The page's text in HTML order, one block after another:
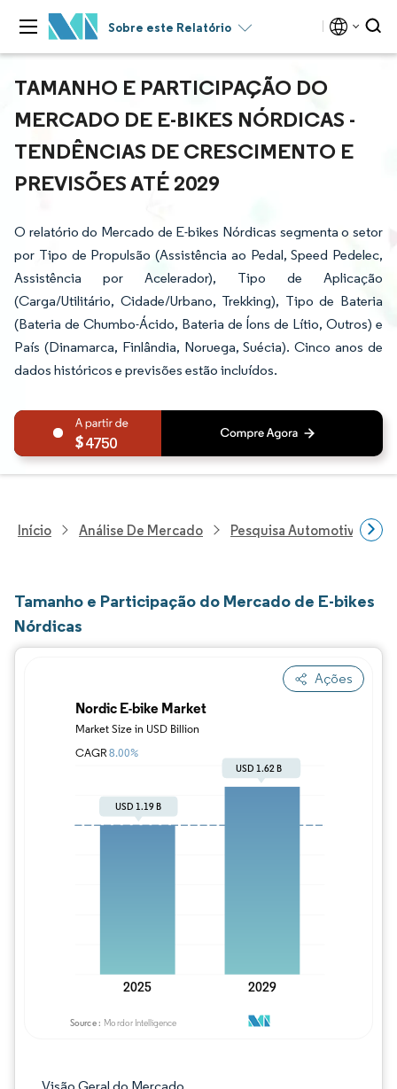
Sobre este Relatório
TAMANHO E PARTICIPAÇÃO DO
MERCADO DE E-BIKES NÓRDICAS -
TENDÊNCIAS DE CRESCIMENTO E
PREVISÕES ATÉ 2029
O relatório do Mercado de E-bikes Nórdicas segmenta o setor
por Tipo de Propulsão (Assistência ao Pedal, Speed Pedelec,
Assistência por Acelerador), Tipo de Aplicação
(Carga/Utilitário, Cidade/Urbano, Trekking), Tipo de Bateria
(Bateria de Chumbo-Ácido, Bateria de Íons de Lítio, Outros) e
País (Dinamarca, Finlândia, Noruega, Suécia). Cinco anos de
dados históricos e previsões estão incluídos.
4750
Início Análise De Mercado Pesquisa Automotiva
Tamanho e Participação do Mercado de E-bikes
Nórdicas
Ações